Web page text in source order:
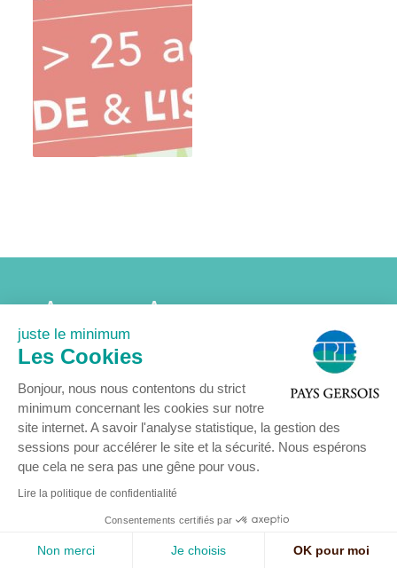
Accueil Association
Agenda
Nous rejoindre
Mentions légales
© COPYRIGHT 2024 - Centre Permanent d’Initiatives pour l’Environnement
Pays Gersois
-Création : SID-Networks/ Tous droits réservés CPIE PAYS
GERSOIS -
Studio à Table-Enfold Theme by Kriesi
juste le minimum
Les Cookies
Bonjour, nous nous contentons du strict
minimum concernant les cookies sur notre
site internet. A savoir l'analyse statistique, la gestion des
sessions pour accélérer le site et la sécurité. Nous espérons
que cela ne sera pas une gêne pour vous.
Lire la politique de confidentialité
Consentements certifiés par
Non merci Je choisis OK pour moi